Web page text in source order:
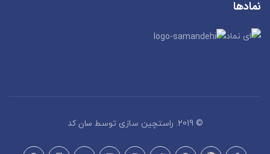
نمادها
© 2019. راستچین سازی توسط سان کد